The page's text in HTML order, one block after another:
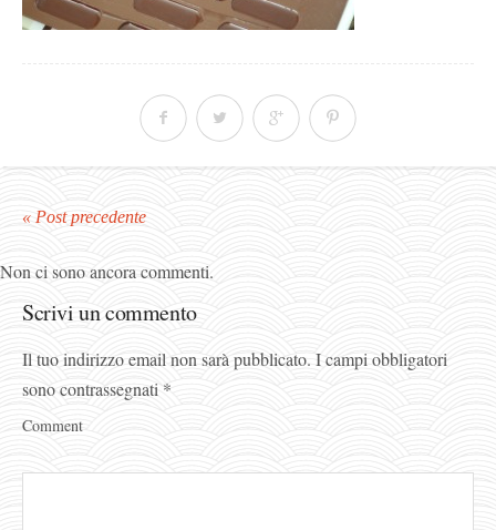
« Post precedente
Non ci sono ancora commenti.
Scrivi un commento
Il tuo indirizzo email non sarà pubblicato. I campi obbligatori
sono contrassegnati *
Comment